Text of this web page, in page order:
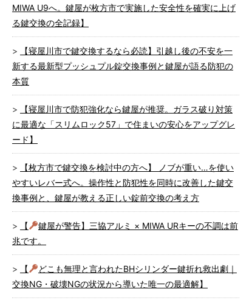
MIWA U9へ。鍵屋が枚方市で実施した安全性を確実に上げ
る鍵交換の全記録】
【寝屋川市で鍵交換するなら必読】引越し後の不安を一
新する最新型プッシュプル錠交換事例と鍵屋が語る防犯の
本質
【寝屋川市で防犯強化なら鍵屋が推奨。ガラス破り対策
に最適な「スリムロック57」で住まいの安心をアップグレ
ード】
【枚方市で鍵交換を検討中の方へ】 ノブが重い…を使い
やすいレバー式へ。操作性と防犯性を同時に改善した鍵交
換事例と、鍵屋が教える正しい錠前交換の考え方
【
鍵屋が警告】三協アルミ × MIWA URキーの不調は前
兆です。
【
どこも無理と言われたBHシリンダー鍵折れ救出劇｜
交換NG・破壊NGの状況から導いた唯一の最適解】